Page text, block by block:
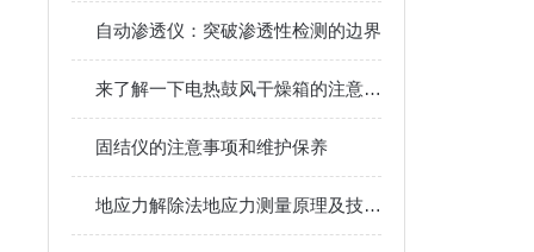
自动渗透仪：突破渗透性检测的边界
来了解一下电热鼓风干燥箱的注意事项是什么
固结仪的注意事项和维护保养
地应力解除法地应力测量原理及技术之空心包体应力计结构